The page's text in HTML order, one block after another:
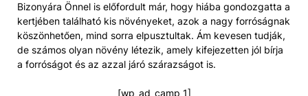
Bizonyára Önnel is előfordult már, hogy hiába gondozgatta a
kertjében található kis növényeket, azok a nagy forróságnak
köszönhetően, mind sorra elpusztultak. Ám kevesen tudják,
de számos olyan növény létezik, amely kifejezetten jól bírja
a forróságot és az azzal járó szárazságot is.
[wp_ad_camp_1]